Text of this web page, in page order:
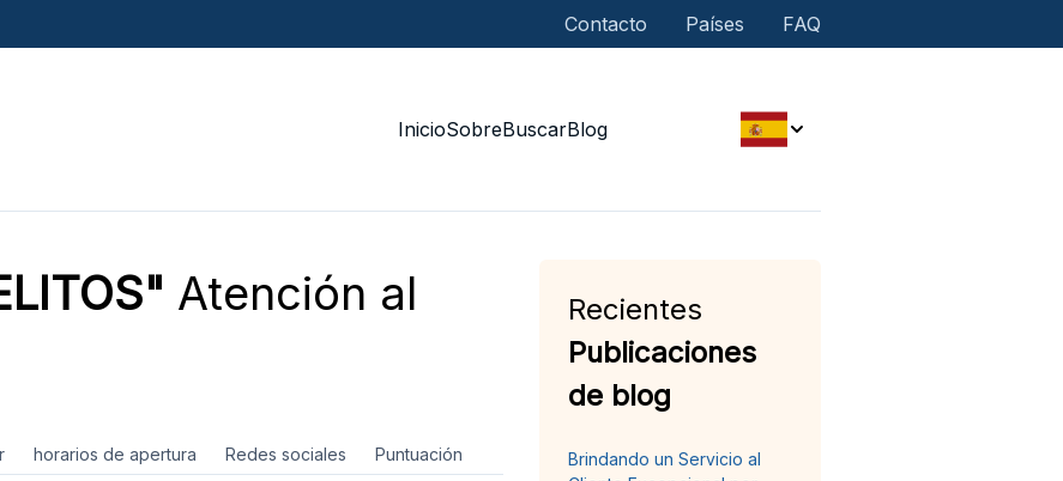
Contacto Países FAQ
InicioSobreBuscarBlog
Atención al
horarios de apertura Redes sociales Puntuación
Recientes
Publicaciones
de blog
Brindando un Servicio al